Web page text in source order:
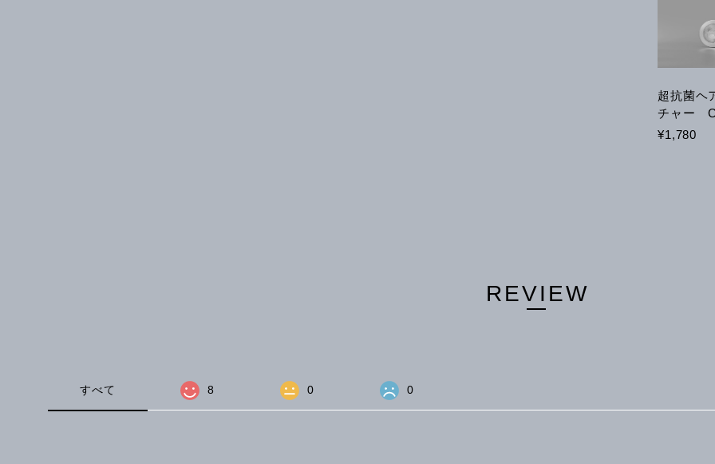
超抗菌ヘ
チャー
¥1,780
REVIEW
すべて 8 0 0